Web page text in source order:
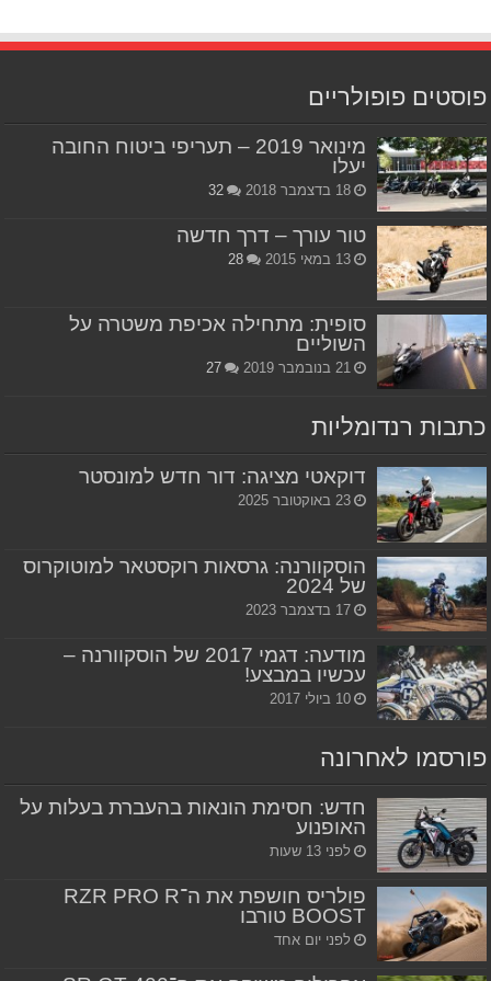
פוסטים פופולריים
מינואר 2019 – תעריפי ביטוח החובה
יעלו
18 בדצמבר 2018 32
טור עורך – דרך חדשה
13 במאי 2015 28
סופית: מתחילה אכיפת משטרה על
השוליים
21 בנובמבר 2019 27
כתבות רנדומליות
דוקאטי מציגה: דור חדש למונסטר
23 באוקטובר 2025
הוסקוורנה: גרסאות רוקסטאר למוטוקרוס
של 2024
17 בדצמבר 2023
מודעה: דגמי 2017 של הוסקוורנה –
עכשיו במבצע!
10 ביולי 2017
פורסמו לאחרונה
חדש: חסימת הונאות בהעברת בעלות על
האופנוע
לפני 13 שעות
פולריס חושפת את ה־RZR PRO R
BOOST טורבו
לפני יום אחד